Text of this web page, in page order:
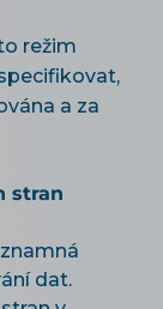
režim
a za
stran
dat.